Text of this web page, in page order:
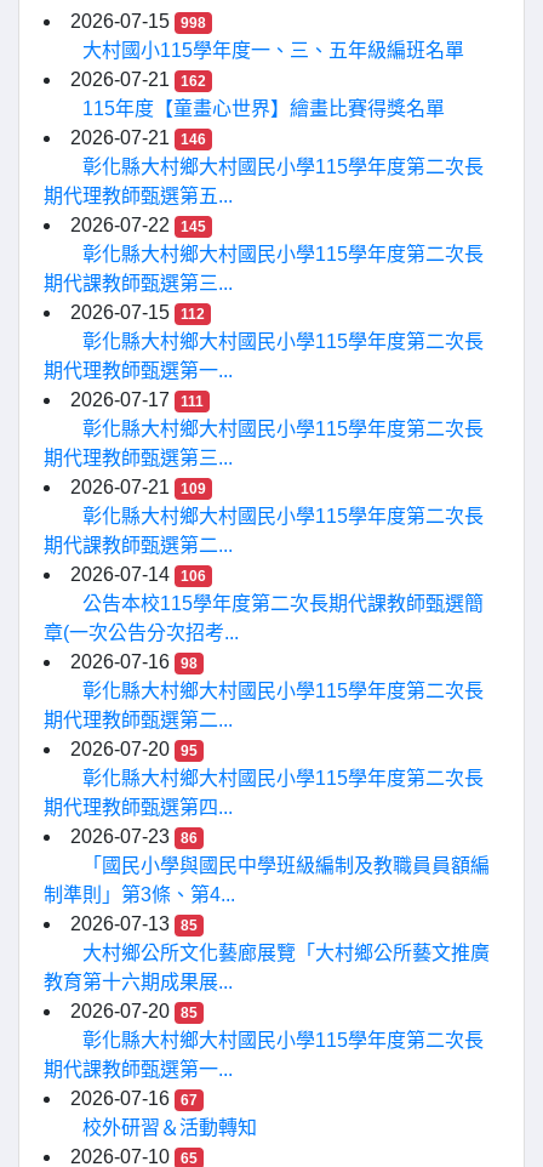
2026-07-15 998
大村國小115學年度一、三、五年級編班名單
2026-07-21
162
115年度【童畫心世界】繪畫比賽得獎名單
2026-07-21
146
彰化縣大村鄉大村國民小學115學年度第二次長
期代理教師甄選第五...
2026-07-22
145
彰化縣大村鄉大村國民小學115學年度第二次長
期代課教師甄選第三...
2026-07-15
112
彰化縣大村鄉大村國民小學115學年度第二次長
期代理教師甄選第一...
2026-07-17
111
彰化縣大村鄉大村國民小學115學年度第二次長
期代理教師甄選第三...
2026-07-21
109
彰化縣大村鄉大村國民小學115學年度第二次長
期代課教師甄選第二...
2026-07-14
106
公告本校115學年度第二次長期代課教師甄選簡
章(一次公告分次招考...
2026-07-16
98
彰化縣大村鄉大村國民小學115學年度第二次長
期代理教師甄選第二...
2026-07-20
95
彰化縣大村鄉大村國民小學115學年度第二次長
期代理教師甄選第四...
2026-07-23
86
「國民小學與國民中學班級編制及教職員員額編
制準則」第3條、第4...
2026-07-13
85
大村鄉公所文化藝廊展覽「大村鄉公所藝文推廣
教育第十六期成果展...
2026-07-20
85
彰化縣大村鄉大村國民小學115學年度第二次長
期代課教師甄選第一...
2026-07-16
67
校外研習＆活動轉知
2026-07-10
65